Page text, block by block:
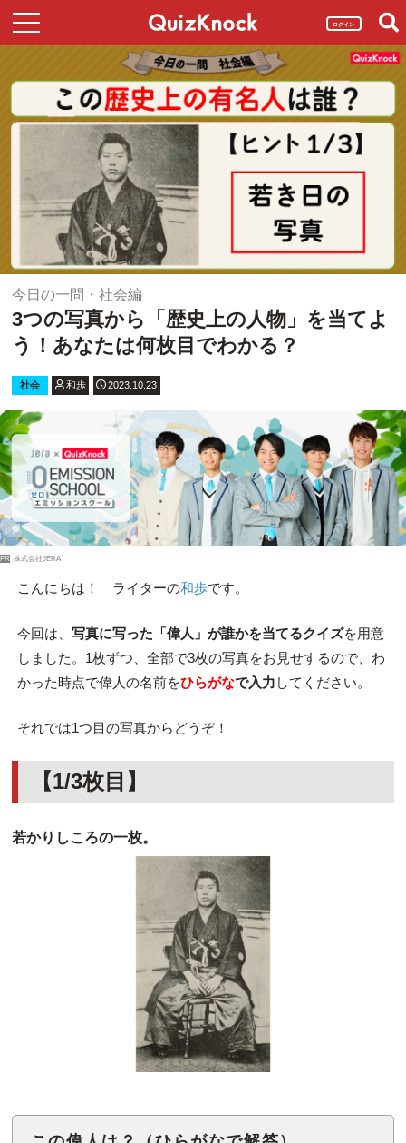
ログイン
今日の一問・社会編
3つの写真から「歴史上の人物」を当てよ
う！あなたは何枚目でわかる？
社会 和歩 2023.10.23
PR 株式会社JERA
こんにちは！ ライターの和歩です。
今回は、 写真に写った「偉人」が誰かを当てるクイズを用意
しました。1枚ずつ、全部で3枚の写真をお見せするので、わ
かった時点で偉人の名前をひらがなで入力 してください。
それでは1つ目の写真からどうぞ！
【1/3枚目】
若かりしころの一枚。